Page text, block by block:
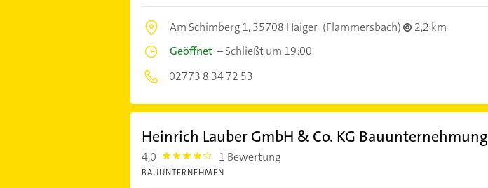
Am Schimberg 1,35708 Haiger (Flammersbach)
2,2 km
Geöffnet–Schließt um 19:00
02773 8 34 72 53
Heinrich Lauber GmbH & Co. KG Bauunternehmung
4,0 4.0 1 Bewertung
BAUUNTERNEHMEN